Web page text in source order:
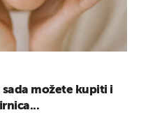
možete kupiti i